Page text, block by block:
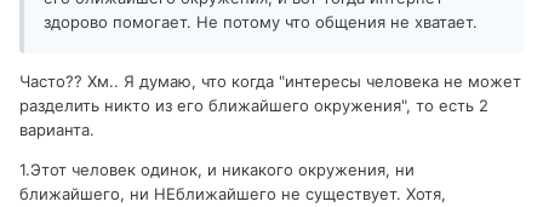
здорово помогает. Не потому что общения не хватает.
Часто?? Хм.. Я думаю, что когда "интересы человека не может
разделить никто из его ближайшего окружения", то есть 2
варианта.
1.Этот человек одинок, и никакого окружения, ни
ближайшего, ни НЕближайшего не существует. Хотя,